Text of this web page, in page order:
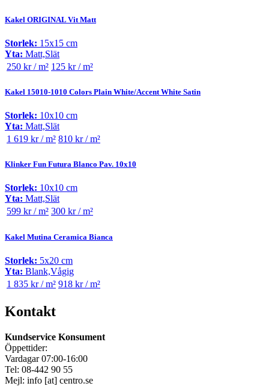
Kakel ORIGINAL Vit Matt
Storlek: 15x15 cm
Yta: Matt,Slät
250 kr / m² 125 kr / m²
Kakel 15010-1010 Colors Plain White/Accent White Satin
Storlek: 10x10 cm
Yta: Matt,Slät
1 619 kr / m² 810 kr / m²
Klinker Fun Futura Blanco Pav. 10x10
Storlek: 10x10 cm
Yta: Matt,Slät
599 kr / m² 300 kr / m²
Kakel Mutina Ceramica Bianca
Storlek: 5x20 cm
Yta: Blank,Vågig
1 835 kr / m² 918 kr / m²
Kontakt
Kundservice Konsument
Öppettider:
Vardagar 07:00-16:00
Tel: 08-442 90 55
Mejl: info [at] centro.se